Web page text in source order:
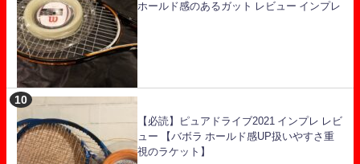
ホールド感のあるガット レビュー インプレ
【必読】ピュアドライブ2021 インプレ レビ
ュー 【バボラ ホールド感UP扱いやすさ重
視のラケット】